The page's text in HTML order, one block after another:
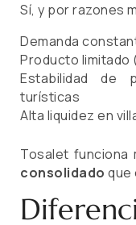
Sí, y por razones
Demanda
Producto limitado
Estabilidad de
turísticas
Alta liquidez en
Tosalet funciona
consolidado que